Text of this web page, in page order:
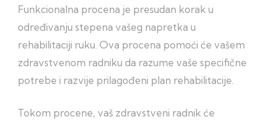
Funkcionalna procena je presudan korak u
određivanju stepena vašeg napretka u
rehabilitaciji ruku. Ova procena pomoći će vašem
zdravstvenom radniku da razume vaše specifične
potrebe i razvije prilagođeni plan rehabilitacije.
Tokom procene, vaš zdravstveni radnik će